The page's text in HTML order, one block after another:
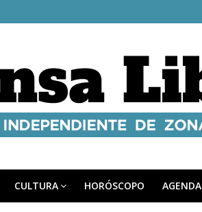
CULTURA HORÓSCOPO AGENDA